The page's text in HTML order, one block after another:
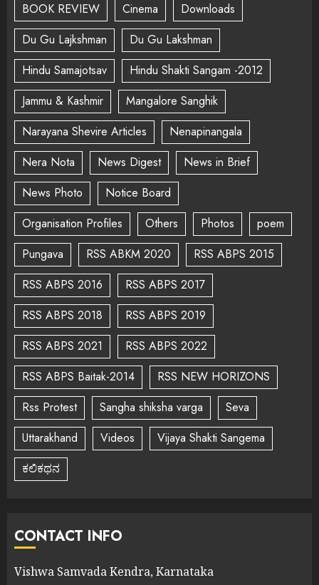
BOOK REVIEW
Cinema
Downloads
Du Gu Lajkshman
Du Gu Lakshman
Hindu Samajotsav
Hindu Shakti Sangam -2012
Jammu & Kashmir
Mangalore Sanghik
Narayana Shevire Articles
Nenapinangala
Nera Nota
News Digest
News in Brief
News Photo
Notice Board
Organisation Profiles
Others Photos
poem
Pungava
RSS ABKM 2020
RSS ABPS 2015
RSS ABPS 2016
RSS ABPS 2017
RSS ABPS 2018
RSS ABPS 2019
RSS ABPS 2021
RSS ABPS 2022
RSS ABPS Baitak-2014
RSS NEW HORIZONS
Rss Protest
Sangha shiksha varga
Seva
Uttarakhand
Videos
Vijaya Shakti Sangema
ಕಲಿಕಥನ
CONTACT INFO
Vishwa Samvada Kendra, Karnataka